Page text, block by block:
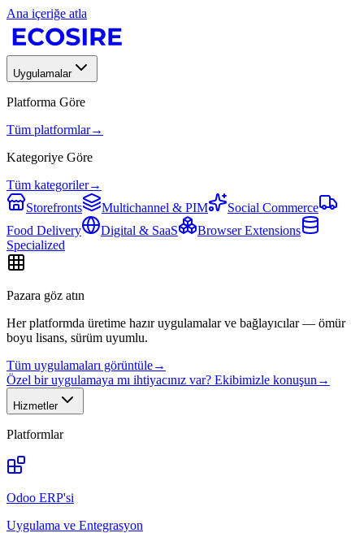
Ana içeriğe atla
Uygulamalar
Platforma Göre
Tüm platformlar→
Kategoriye Göre
Tüm kategoriler→
Storefronts
Multichannel & PIM
Social Commerce
Food Delivery
Digital & SaaS
Browser Extensions
Specialized
Pazara göz atın
Her platformda üretime hazır uygulamalar ve bağlayıcılar — ömür
boyu lisans, sürüm uyumlu.
Tüm uygulamaları görüntüle→
Özel bir uygulamaya mı ihtiyacınız var? Ekibimizle konuşun →
Hizmetler
Platformlar
Odoo ERP'si
Uygulama ve Entegrasyon